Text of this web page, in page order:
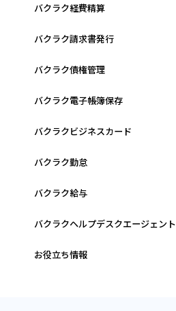
バクラク経費精算
バクラク請求書発行
バクラク債権管理
バクラク電子帳簿保存
バクラクビジネスカード
バクラク勤怠
バクラク給与
バクラクヘルプデスクエージェント
お役立ち情報